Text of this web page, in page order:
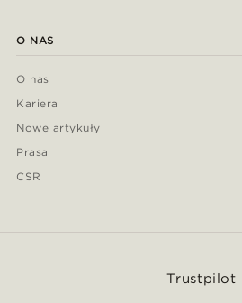
O NAS
O nas
Kariera
Nowe artykuły
Prasa
CSR
Trustpilot